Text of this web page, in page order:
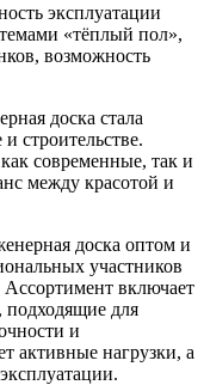
эксплуатации
«тёплый пол»,
возможность
доска стала
строительстве.
современные, так и
между красотой и
доска оптом и
участников
включает
подходящие для
и
активные нагрузки, а